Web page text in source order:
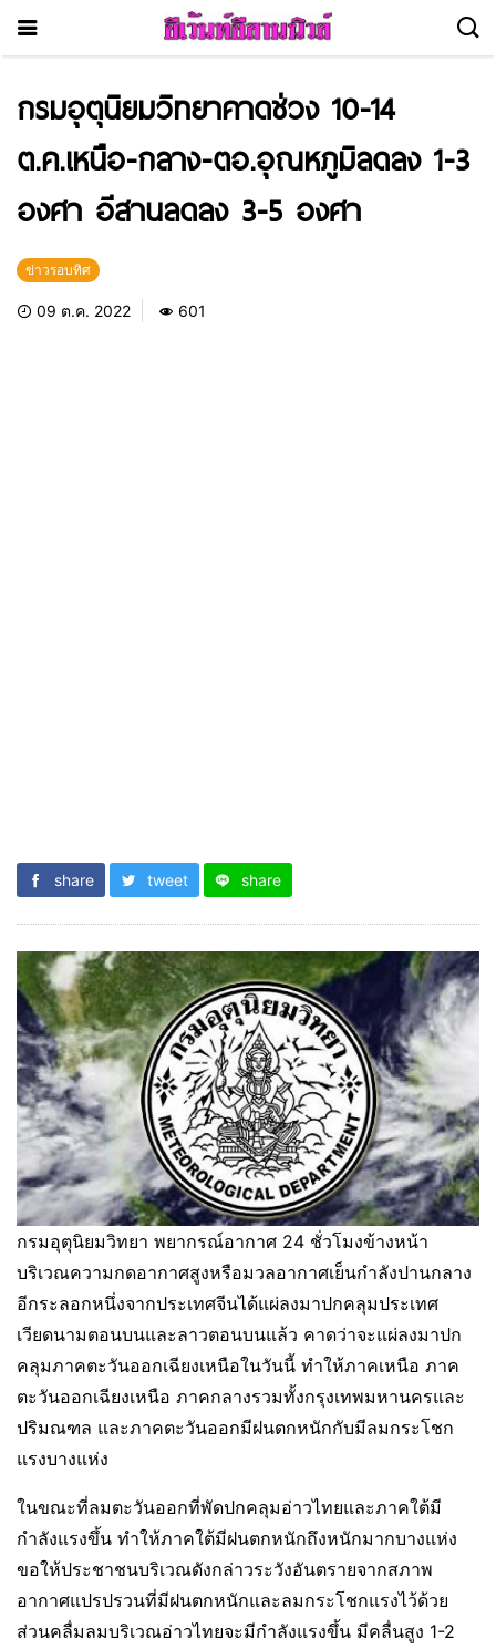
กรมอุตุนิยมวิทยาคาดช่วง 10-14
ต.ค.เหนือ-กลาง-ตอ.อุณหภูมิลดลง 1-3
องศา อีสานลดลง 3-5 องศา
ข่าวรอบทิศ
09 ต.ค. 2022 601
share tweet share
กรมอุตุนิยมวิทยา พยากรณ์อากาศ 24 ชั่วโมงข้างหน้า
บริเวณความกดอากาศสูงหรือมวลอากาศเย็นกำลังปานกลาง
อีกระลอกหนึ่งจากประเทศจีนได้แผ่ลงมาปกคลุมประเทศ
เวียดนามตอนบนและลาวตอนบนแล้ว คาดว่าจะแผ่ลงมาปก
คลุมภาคตะวันออกเฉียงเหนือในวันนี้ ทำให้ภาคเหนือ ภาค
ตะวันออกเฉียงเหนือ ภาคกลางรวมทั้งกรุงเทพมหานครและ
ปริมณฑล และภาคตะวันออกมีฝนตกหนักกับมีลมกระโชก
แรงบางแห่ง
ในขณะที่ลมตะวันออกที่พัดปกคลุมอ่าวไทยและภาคใต้มี
กำลังแรงขึ้น ทำให้ภาคใต้มีฝนตกหนักถึงหนักมากบางแห่ง
ขอให้ประชาชนบริเวณดังกล่าวระวังอันตรายจากสภาพ
อากาศแปรปรวนที่มีฝนตกหนักและลมกระโชกแรงไว้ด้วย
ส่วนคลื่มลมบริเวณอ่าวไทยจะมีกำลังแรงขึ้น มีคลื่นสูง 1-2